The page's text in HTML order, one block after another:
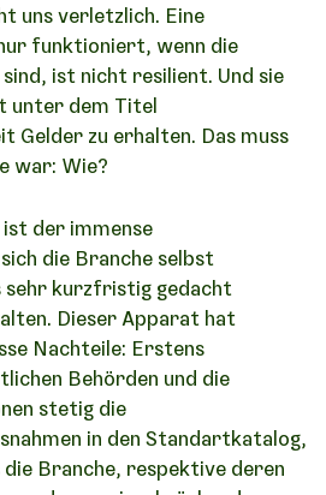
uns verletzlich. Eine
funktioniert, wenn die
ist nicht resilient. Und sie
unter dem Titel
Gelder zu erhalten. Das muss
war: Wie?
der immense
die Branche selbst
sehr kurzfristig gedacht
Dieser Apparat hat
Nachteile: Erstens
Behörden und die
stetig die
in den Standartkatalog,
Branche, respektive deren